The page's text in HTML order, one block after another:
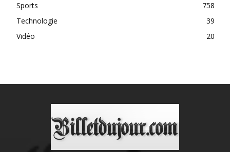
Sports
758
Technologie
39
Vidéo
20